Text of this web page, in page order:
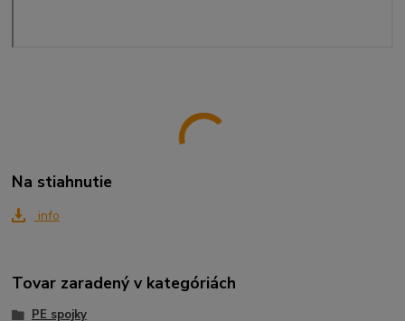
Na stiahnutie
info
Tovar zaradený v kategóriách
PE spojky